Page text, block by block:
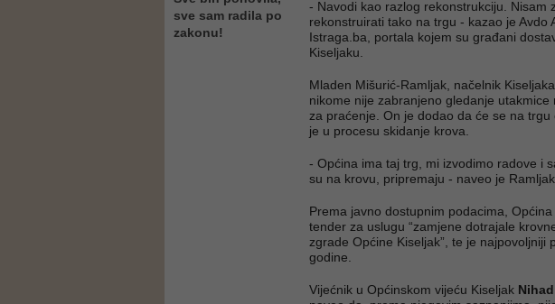
sve sam radila po
zakonu!
- Navodi kao razlog rekonstrukciju. Nisam
rekonstruirati tako na trgu - kazao je Avdo
Istraga.ba, portala kojem su građani
Kiseljaku.
Mladen Mišurić-Ramljak, načelnik
nikome nije zabranjeno gledanje
za praćenje. On je dodao da će se na
je u procesu skidanje krova.
- Općina ima taj trg, mi izvodimo radove i
su na krovu, pripremaju - naveo je Ramljak.
Prema javno dostupnim podacima,
tender za uslugu “zamjene dotrajale
zgrade Općine Kiseljak”, te je najpovoljniji
godine.
Vijećnik u Općinskom vijeću Kiseljak